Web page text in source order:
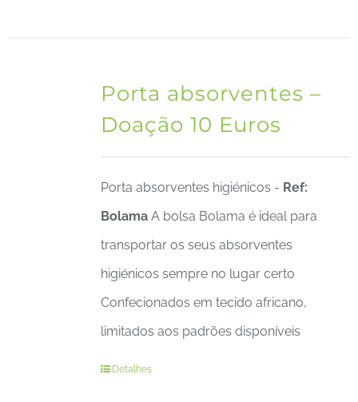
Porta absorventes –
Doação 10 Euros
Porta absorventes higiénicos - Ref:
BolamaA bolsa Bolama é ideal para
transportar os seus absorventes
higiénicos sempre no lugar certo
Confecionados em tecido africano,
limitados aos padrões disponíveis
Detalhes